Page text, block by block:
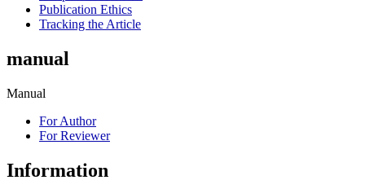
Publication Ethics
Tracking the Article
manual
Manual
For Author
For Reviewer
Information